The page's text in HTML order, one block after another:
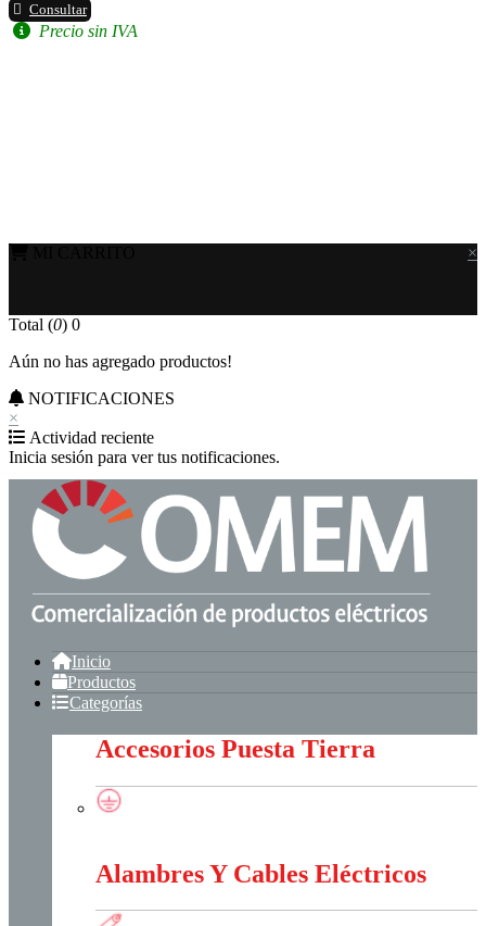
Consultar
Precio sin IVA
×
Total (0) 0
Aún no has agregado productos!
NOTIFICACIONES
×
Actividad reciente
Inicia sesión para ver tus notificaciones.
Inicio
Productos
Categorías
Accesorios Puesta Tierra
Alambres Y Cables Eléctricos